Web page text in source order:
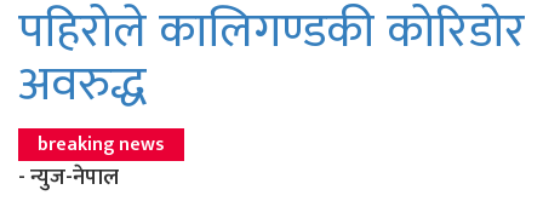
पहिरोले कालिगण्डकी कोरिडोर
अवरुद्ध
breaking news
- न्युज-नेपाल